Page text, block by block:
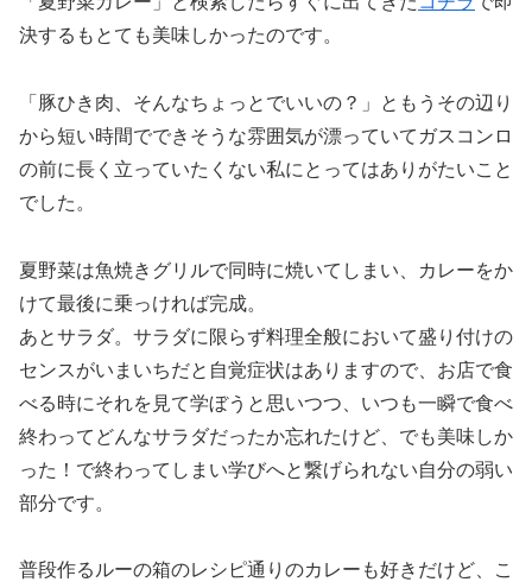
決するもとても美味しかったのです。
「豚ひき肉、そんなちょっとでいいの？」ともうその辺り
から短い時間でできそうな雰囲気が漂っていてガスコンロ
の前に長く立っていたくない私にとってはありがたいこと
でした。
夏野菜は魚焼きグリルで同時に焼いてしまい、カレーをか
けて最後に乗っければ完成。
あとサラダ。サラダに限らず料理全般において盛り付けの
センスがいまいちだと自覚症状はありますので、お店で食
べる時にそれを見て学ぼうと思いつつ、いつも一瞬で食べ
終わってどんなサラダだったか忘れたけど、でも美味しか
った！で終わってしまい学びへと繋げられない自分の弱い
部分です。
普段作るルーの箱のレシピ通りのカレーも好きだけど、こ